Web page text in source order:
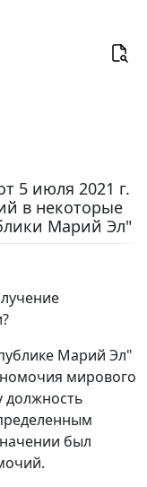
5 июля 2021 г.
в некоторые
Марий Эл"
Марий Эл"
мирового
должность
был